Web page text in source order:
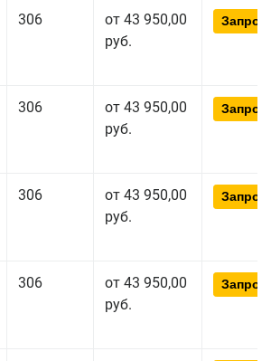
306
от 43 950,00
руб.
306
от 43 950,00
руб.
306
от 43 950,00
руб.
306
от 43 950,00
руб.